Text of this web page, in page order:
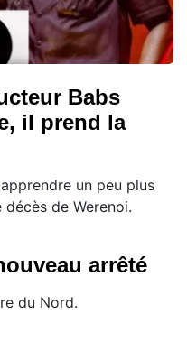
Babs
il prend la
un peu plus
de Werenoi.
arrêté
du Nord.